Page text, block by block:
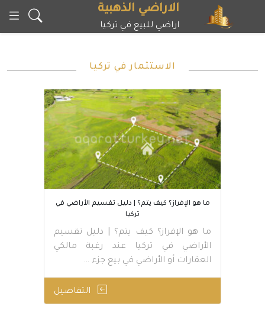
المحتوى
الاراضي الذهبية
اراضي للبيع في تركيا
الاستثمار في تركيا
ما هو الإفراز؟ كيف يتم؟ | دليل تقسيم الأراضي في
تركيا
ما هو الإفراز؟ كيف يتم؟ | دليل تقسيم
الأراضي في تركيا عند رغبة مالكي
العقارات أو الأراضي في بيع جزء …
التفاصيل